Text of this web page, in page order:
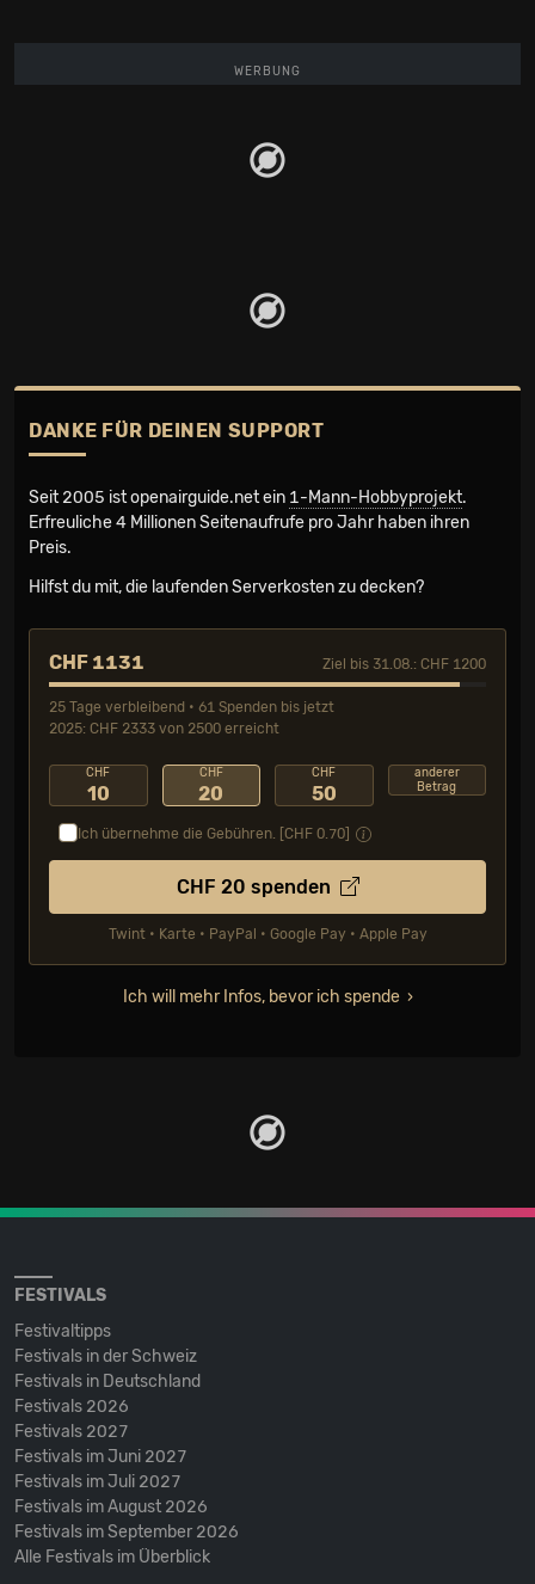
WERBUNG
DANKE FÜR DEINEN SUPPORT
Seit 2005 ist openairguide.net ein 1-Mann-Hobbyprojekt.
Erfreuliche 4 Millionen Seiten­aufrufe pro Jahr haben ihren
Preis.
Hilfst du mit, die laufenden Serverkosten zu decken?
CHF 1131 Ziel bis 31.08.: CHF 1200
25 Tage verbleibend • 61 Spenden bis jetzt
2025: CHF 2333 von 2500 erreicht
CHF
10
CHF
20
CHF
50
anderer
Betrag
Ich übernehme die Gebühren. [CHF 0.70
CHF 20 spenden
Twint • Karte • PayPal • Google Pay • Apple Pay
Ich will mehr Infos, bevor ich spende
FESTIVALS
Festivaltipps
Festivals in der Schweiz
Festivals in Deutschland
Festivals 2026
Festivals 2027
Festivals im Juni 2027
Festivals im Juli 2027
Festivals im August 2026
Festivals im September 2026
Alle Festivals im Überblick